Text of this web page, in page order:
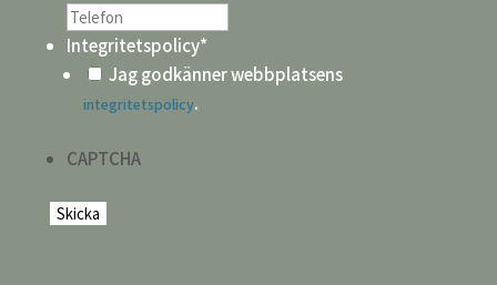
Integritetspolicy*
Jag godkänner webbplatsens
integritetspolicy.
CAPTCHA